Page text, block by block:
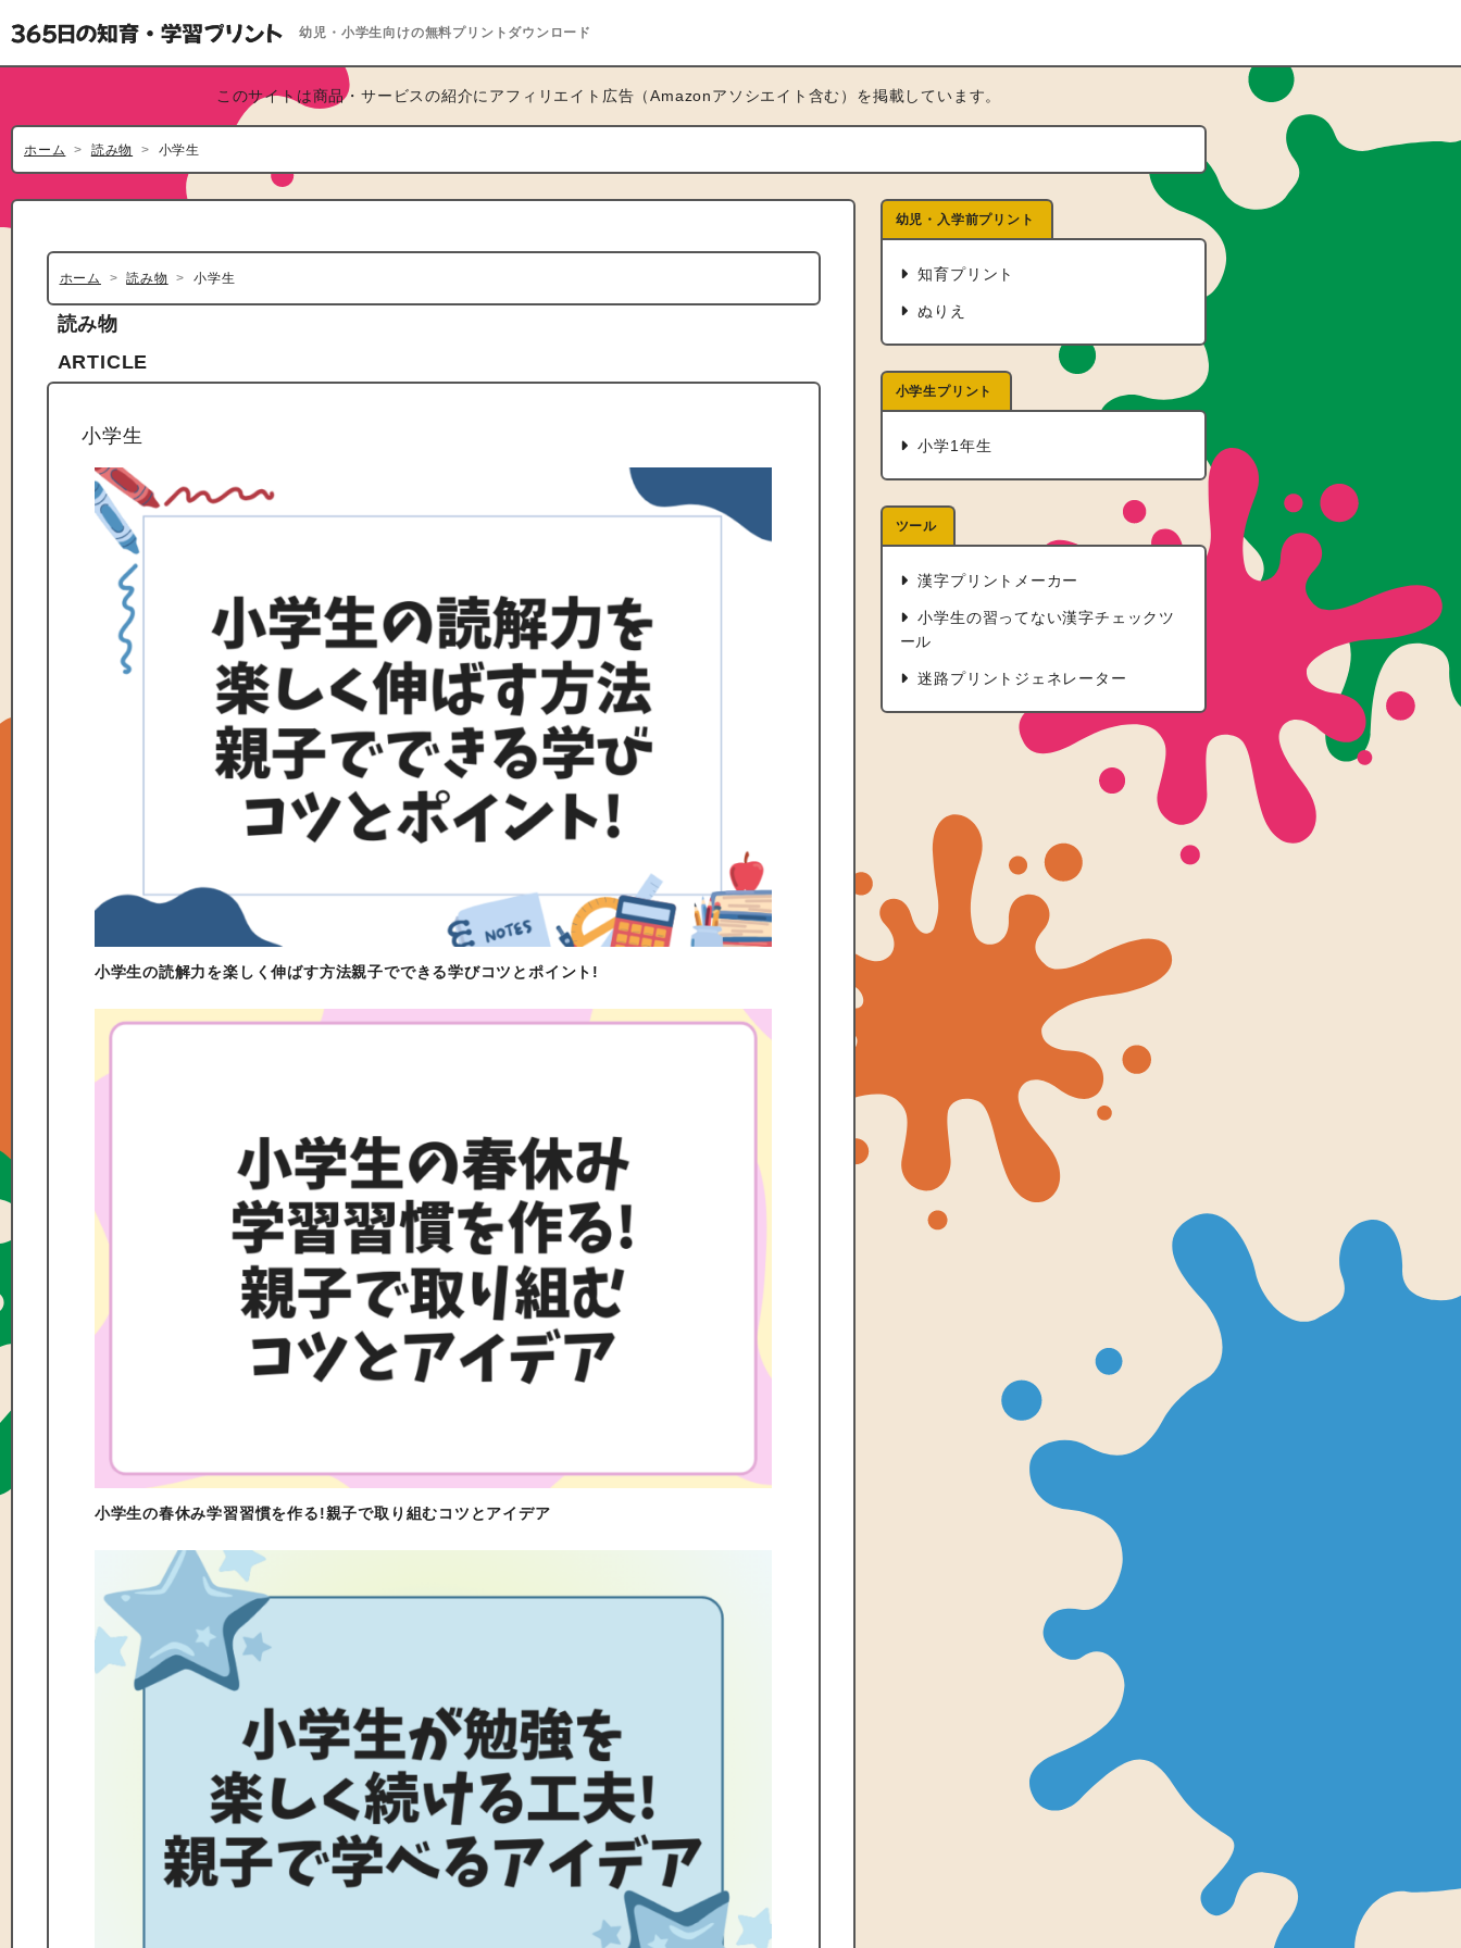
幼児・小学生向けの無料プリントダウンロード
このサイトは商品・サービスの紹介にアフィリエイト広告（Amazonアソシエイト含む）を掲載しています。
ホーム 読み物 小学生
ホーム 読み物 小学生
読み物
ARTICLE
小学生
小学生の読解力を楽しく伸ばす方法親子でできる学びコツとポイント!
小学生の春休み学習習慣を作る!親子で取り組むコツとアイデア
幼児・入学前プリント
知育プリント
ぬりえ
小学生プリント
小学1年生
ツール
漢字プリントメーカー
小学生の習ってない漢字チェックツ
ール
迷路プリントジェネレーター